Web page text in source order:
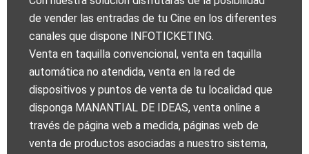
de vender las entradas de tu Cine en los diferentes
canales que dispone INFOTICKETING.
Venta en taquilla convencional, venta en taquilla
automática no atendida, venta en la red de
dispositivos y puntos de venta de tu localidad que
disponga MANANTIAL DE IDEAS, venta online a
través de página web a medida, páginas web de
venta de productos asociadas a nuestro sistema,